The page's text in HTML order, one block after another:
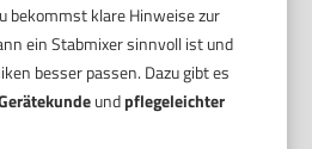
bekommst klare Hinweise zur
ein Stabmixer sinnvoll ist und
besser passen. Dazu gibt es
undpflegeleichter